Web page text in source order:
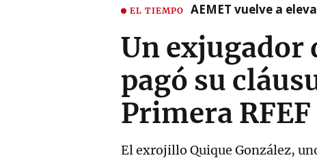
EL TIEMPO AEMET vuelve a
Un exjugador
pagó su
Primera
El exrojillo Quique González,